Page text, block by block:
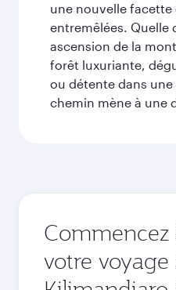
une nouvelle
entremêlées. Quelle
ascension de la
forêt luxuriante,
ou détente dans
chemin mène à une
votre voyage